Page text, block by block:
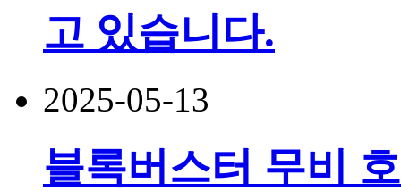
고 있습니다.
2025-05-13
블록버스터 무비